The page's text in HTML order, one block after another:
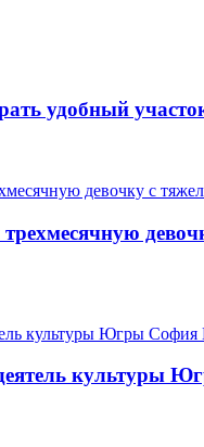
удобный
культуры